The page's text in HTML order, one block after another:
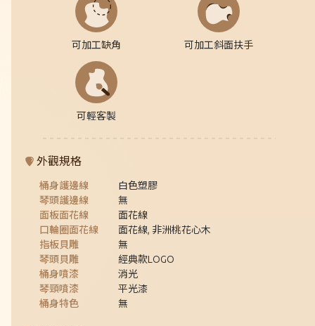
可加工缺角 可加工斜面扶手
可輕客製
外觀規格
桶身護邊線
白色塑膠
琴頭護邊線
無
面板面花線
面花線
口輪圈面花線
面花線, 非洲桃花心木
指板貝雕
無
琴頭貝雕
經典款LOGO
桶身噴漆
消光
琴頸噴漆
平光漆
桶身特色
無